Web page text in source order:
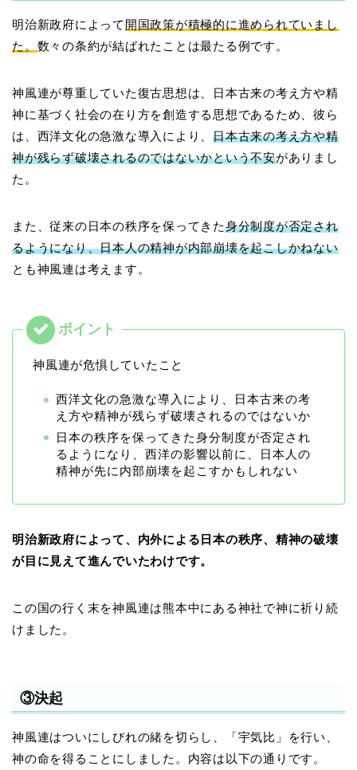
明治新政府によって 開国政策が積極的に進められていまし
た。 数々の条約が結ばれたことは最たる例です。
神風連が尊重していた復古思想は、日本古来の考え方や精
神に基づく社会の在り方を創造する思想であるため、彼ら
は、西洋文化の急激な導入により、日本古来の考え方や精
神が残らず破壊されるのではないかという不安がありまし
た。
また、従来の日本の秩序を保ってきた身分制度が否定され
るようになり、日本人の精神が内部崩壊を起こしかねない
とも神風連は考えます。
神風連が危惧していたこと
西洋文化の急激な導入により、日本古来の考
え方や精神が残らず破壊されるのではないか
日本の秩序を保ってきた身分制度が否定され
るようになり、西洋の影響以前に、日本人の
精神が先に内部崩壊を起こすかもしれない
明治新政府によって、内外による日本の秩序、精神の破壊
が目に見えて進んでいたわけです。
この国の行く末を神風連は熊本中にある神社で神に祈り続
けました。
③決起
神風連はついにしびれの緒を切らし、「宇気比」を行い、
神の命を得ることにしました。内容は以下の通りです。